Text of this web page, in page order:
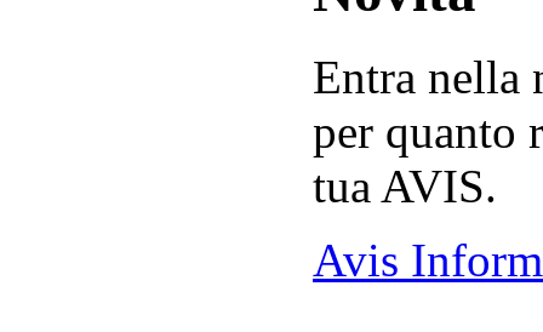
Entra nella
per quanto
tua AVIS.
Avis